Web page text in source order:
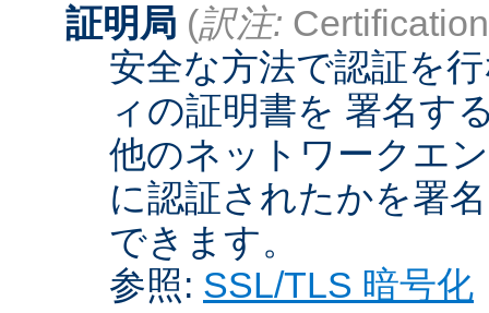
証明局 (訳注:
安全な方法で認証を
ィの証明書を 署名す
他のネットワークエ
に認証されたかを署
できます。
参照: SSL/TLS 暗号化